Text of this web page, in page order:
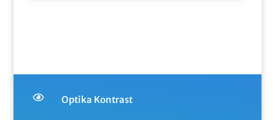
 Optika Kontrast